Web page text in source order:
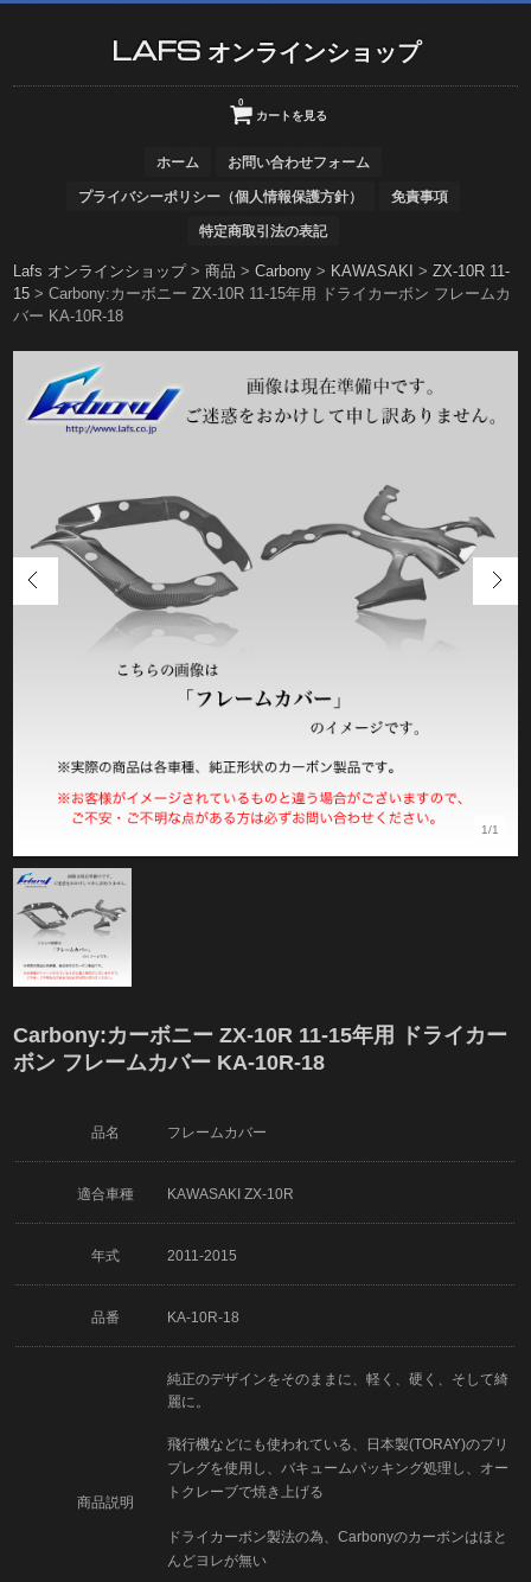
LAFS オンラインショップ
カートを見る
0
ホーム お問い合わせフォーム
プライバシーポリシー（個人情報保護方針） 免責事項
特定商取引法の表記
Lafs オンラインショップ>商品 >Carbony > KAWASAKI >ZX-10R 11-
15 >Carbony:カーボニー ZX-10R 11-15年用 ドライカーボン フレームカ
バー KA-10R-18
1/1
Carbony:カーボニー ZX-10R 11-15年用 ドライカー
ボン フレームカバー KA-10R-18
品名 フレームカバー
適合車種 KAWASAKI ZX-10R
年式 2011-2015
品番 KA-10R-18
商品説明
純正のデザインをそのままに、軽く、硬く、そして綺
麗に。
飛行機などにも使われている、日本製(TORAY)のプリ
プレグを使用し、バキュームパッキング処理し、オー
トクレーブで焼き上げる
ドライカーボン製法の為、Carbonyのカーボンはほと
んどヨレが無い